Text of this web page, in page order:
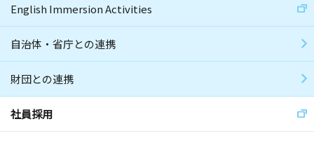
English Immersion Activities
自治体・省庁との連携
財団との連携
社員採用